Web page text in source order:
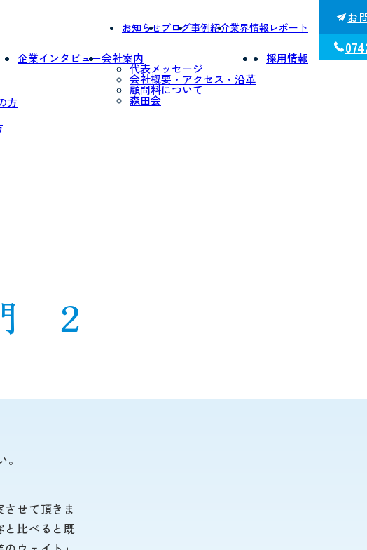
お知らせブログ事例紹介業界情報レポート
方
企業インタビュー会社案内
代表メッセージ
会社概要・アクセス・沿革
顧問料について
森田会
｜ 採用情報
お
２
せて頂きま
比べると既